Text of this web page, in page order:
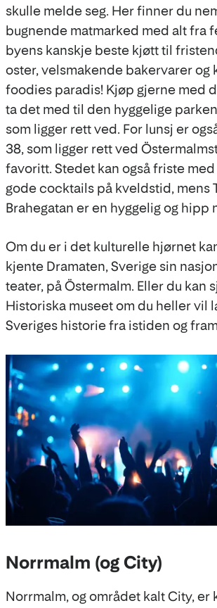
skulle melde seg. Her finner du
bugnende matmarked med alt fra
byens kanskje beste kjøtt til
oster, velsmakende bakervarer og
foodies paradis! Kjøp gjerne med
ta det med til den hyggelige
som ligger rett ved. For lunsj er
38, som ligger rett ved
favoritt. Stedet kan også friste
gode cocktails på kveldstid, mens
Brahegatan er en hyggelig og hipp
Om du er i det kulturelle hjørnet
kjente Dramaten, Sverige sin
teater, på Östermalm. Eller du kan
Historiska museet om du heller vil
Sveriges historie fra istiden og
Norrmalm (og City)
Norrmalm, og området kalt City, er